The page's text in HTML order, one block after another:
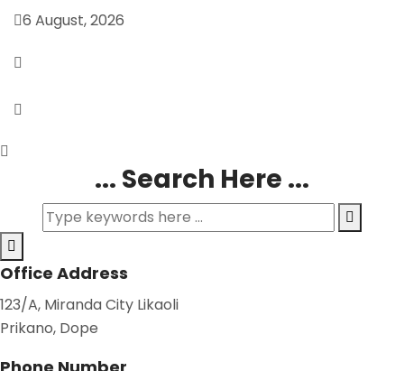
6 August, 2026
... Search Here ...
Office Address
123/A, Miranda City Likaoli
Prikano, Dope